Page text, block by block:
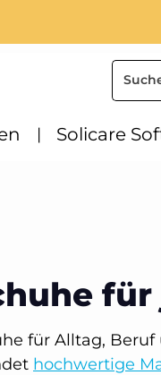
Solicare
für Alltag, Beruf
hochwertige